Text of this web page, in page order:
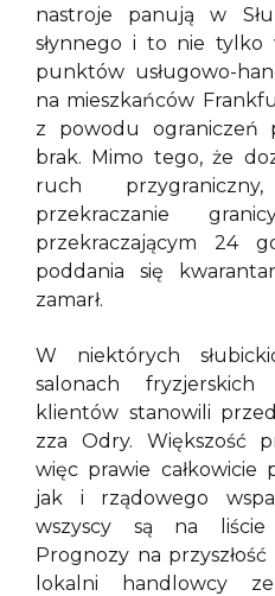
nastroje panują w
słynnego i to nie tylko
punktów usługowo-
na mieszkańców
z powodu ograniczeń
brak. Mimo tego, że
ruch
przekraczanie
przekraczającym 24
poddania się
zamarł.
W niektórych
salonach
klientów stanowili
zza Odry. Większość
więc prawie całkowicie
jak i rządowego
wszyscy są na liście
Prognozy na
lokalni handlowcy